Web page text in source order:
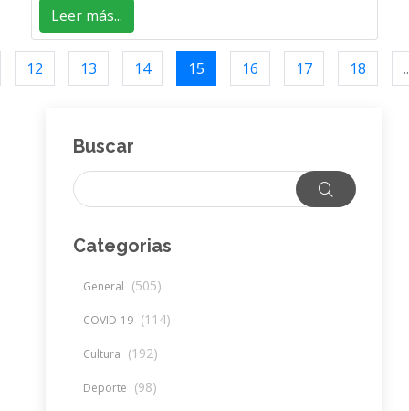
Leer más...
12 13 14 15 16 17 18
Buscar
Categorias
General (505)
COVID-19 (114)
Cultura (192)
Deporte (98)